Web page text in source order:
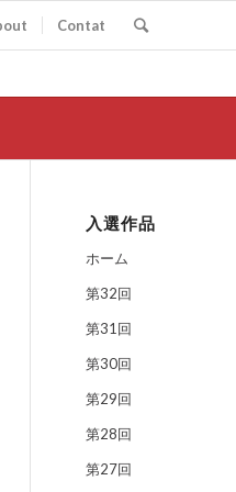
Contat
入選作品
ホーム
第32回
第31回
第30回
第29回
第28回
第27回